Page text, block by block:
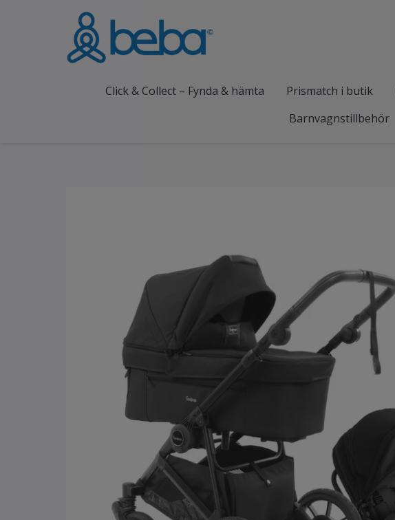
Click & Collect – Fynda & hämta Prismatch i butik
Barnvagnstillbehör